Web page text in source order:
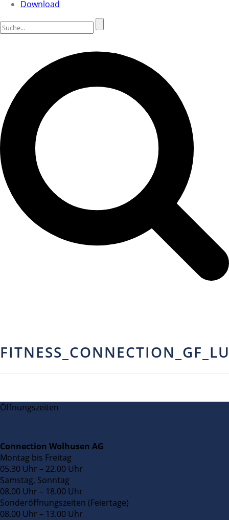
Download
Öffnungszeiten
Connection Wolhusen AG
Montag bis Freitag
05.30 Uhr – 22.00 Uhr
Samstag, Sonntag
08.00 Uhr – 18.00 Uhr
Sonderöffnungszeiten (Feiertage)
08.00 Uhr – 13.00 Uhr